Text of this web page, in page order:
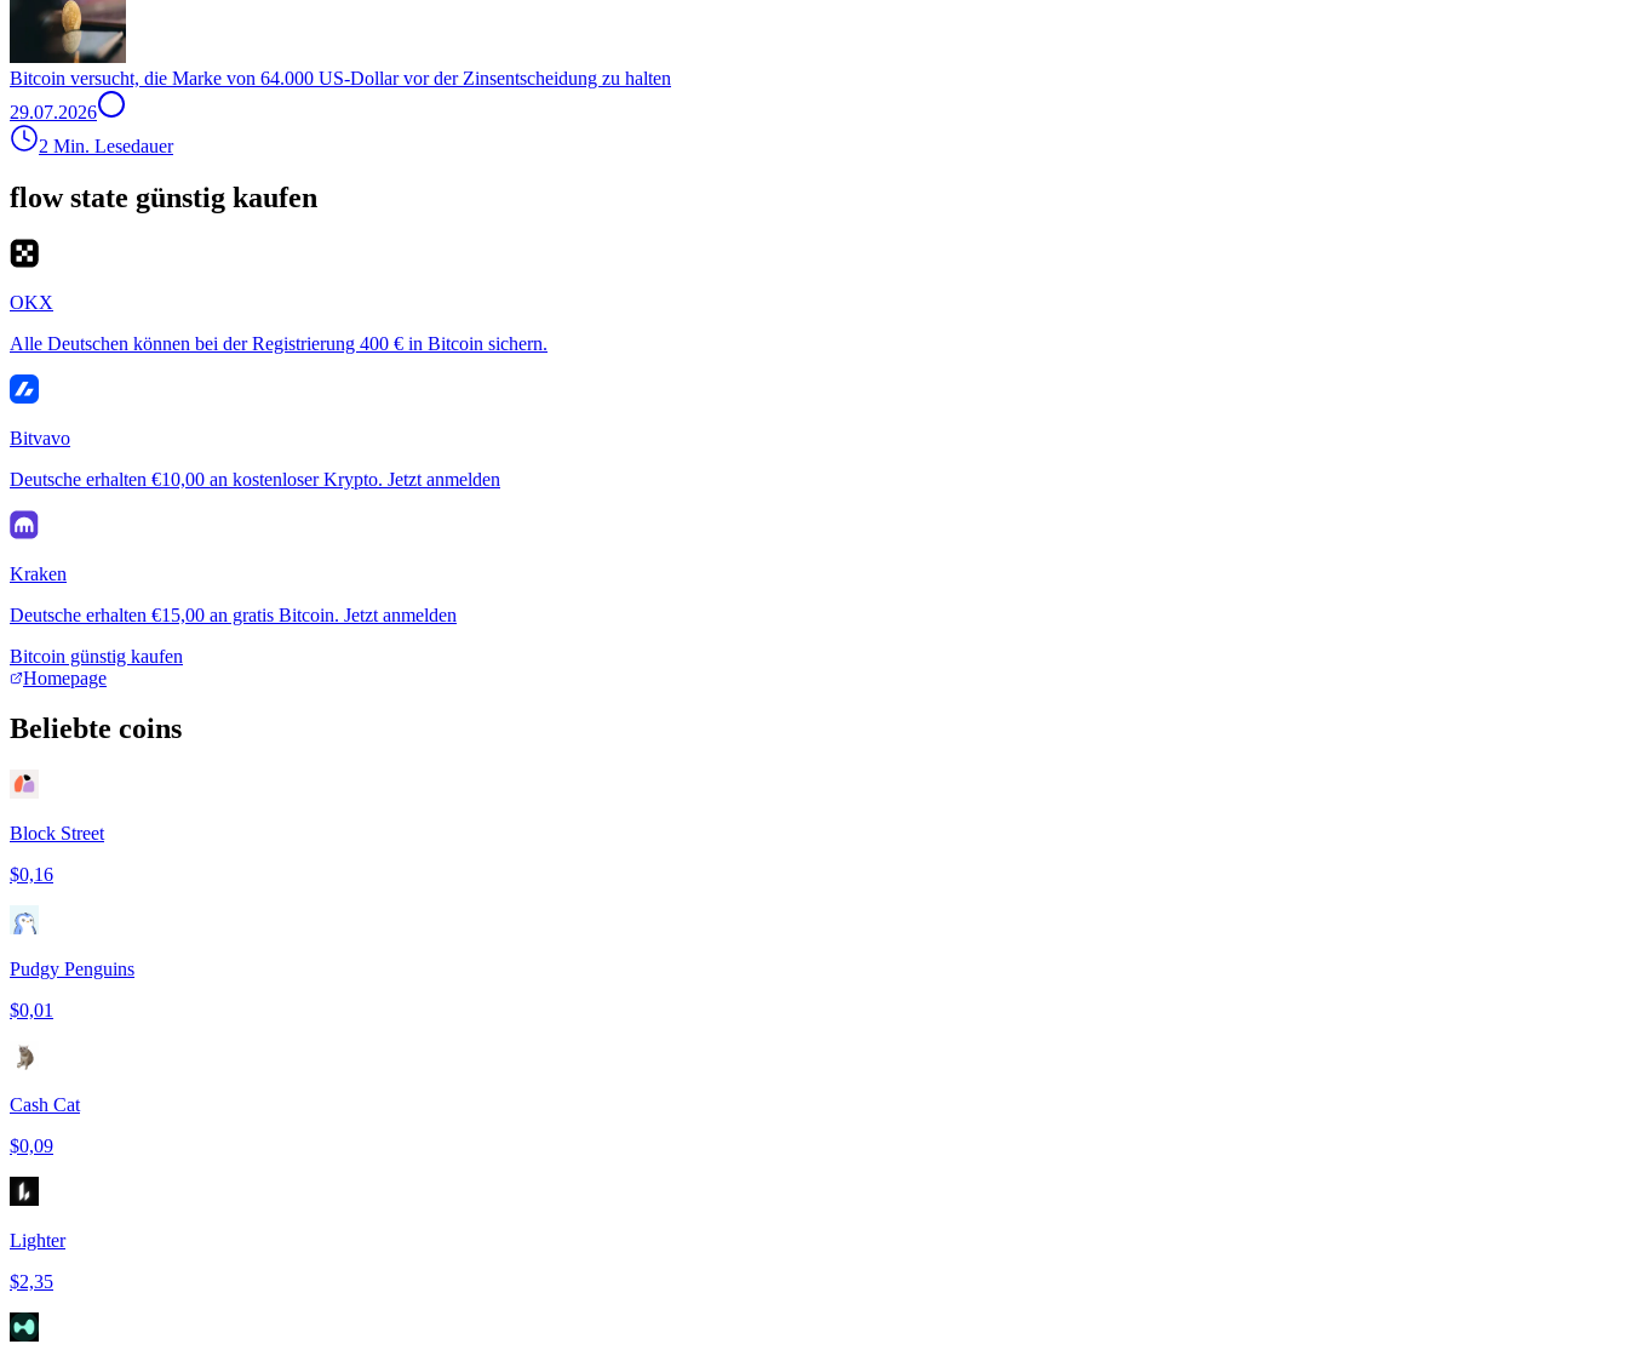
Bitcoin versucht, die Marke von 64.000 US-Dollar vor der Zinsentscheidung zu halten
29.07.2026
2 Min. Lesedauer
flow state günstig kaufen
OKX
Alle Deutschen können bei der Registrierung 400 € in Bitcoin sichern.
Bitvavo
Deutsche erhalten €10,00 an kostenloser Krypto. Jetzt anmelden
Kraken
Deutsche erhalten €15,00 an gratis Bitcoin. Jetzt anmelden
Bitcoin günstig kaufen
Homepage
Beliebte coins
Block Street
$0,16
Pudgy Penguins
$0,01
Cash Cat
$0,09
Lighter
$2,35